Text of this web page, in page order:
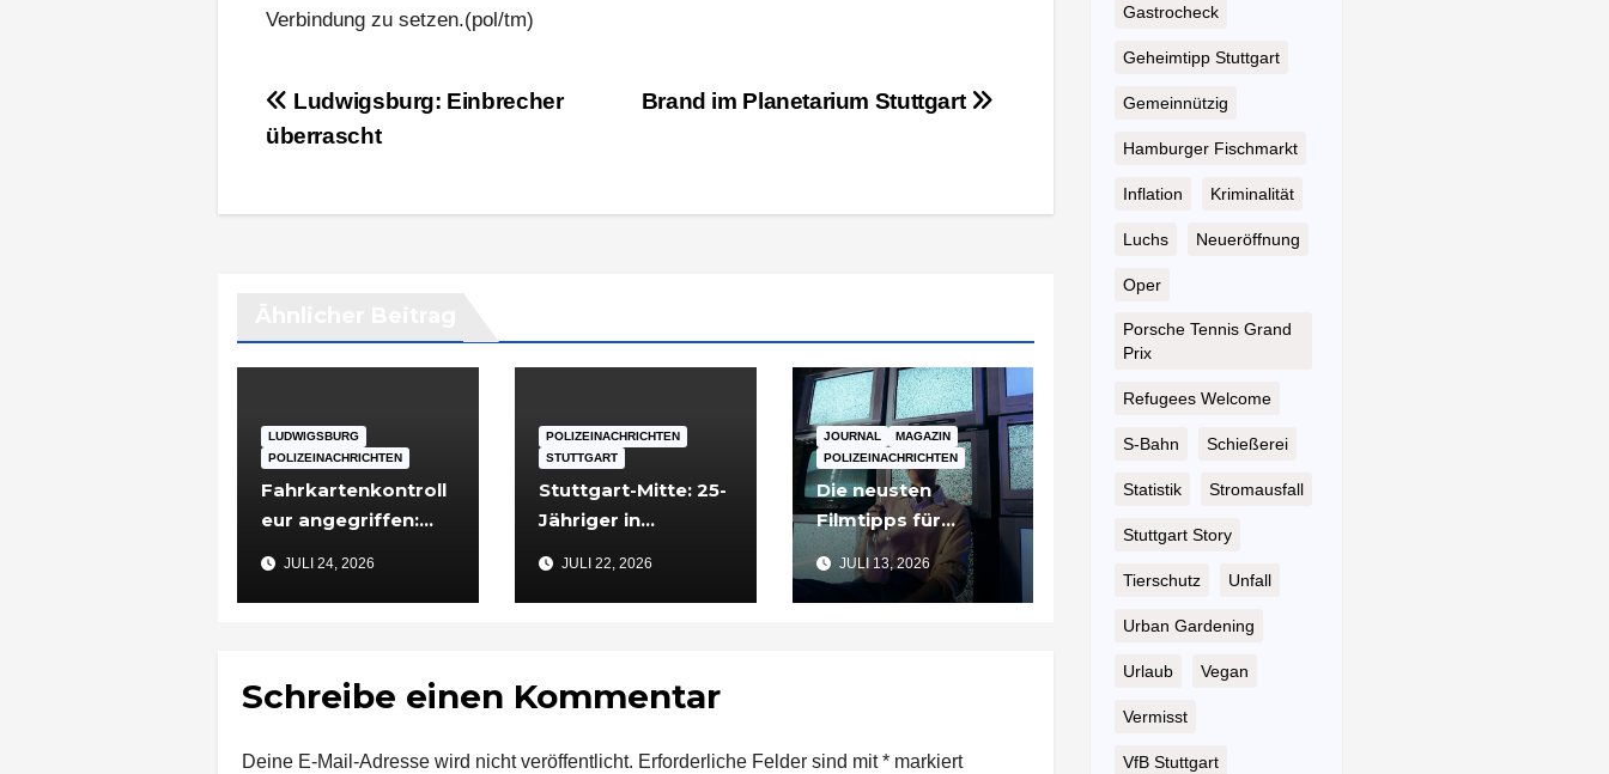
Verbindung zu setzen.(pol/tm)
Beitragsnavigation Brand im Planetarium Stuttgart
Ludwigsburg: Einbrecher
überrascht
LUDWIGSBURG
POLIZEINACHRICHTEN
Fahrkartenkontroll
eur angegriffen:
Ludwigsburg in
JULI 24, 2026
POLIZEINACHRICHTEN
STUTTGART
Stuttgart-Mitte: 25-
Jähriger in
verletzt
JULI 22, 2026
JOURNAL
MAGAZIN
POLIZEINACHRICHTEN
Die neusten
Filmtipps für
Sommerabende
JULI 13, 2026
Schreibe einen Kommentar
Deine E-Mail-Adresse wird nicht veröffentlicht. Erforderliche Felder sind mit* markiert
Gastrocheck
Geheimtipp Stuttgart
Gemeinnützig
Hamburger Fischmarkt
Inflation Kriminalität
Luchs Neueröffnung
Oper
Porsche Tennis Grand
Prix
Refugees Welcome
S-Bahn Schießerei
Statistik Stromausfall
Stuttgart Story
Tierschutz Unfall
Urban Gardening
Urlaub Vegan
Vermisst
VfB Stuttgart